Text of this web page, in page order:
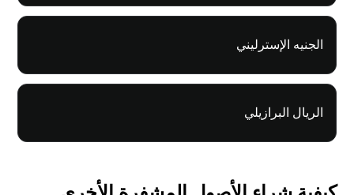
الجنيه الإسترليني
الريال البرازيلي